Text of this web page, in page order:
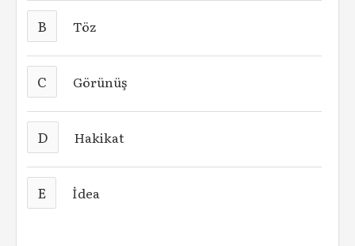
B Töz
C Görünüş
D Hakikat
E İdea